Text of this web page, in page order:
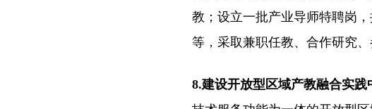
教；设立一批产业导师特聘岗
等，采取兼职任教、合作研究、
8.建设开放型区域产教融合实践